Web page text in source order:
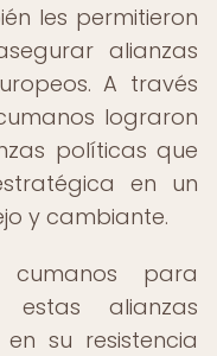
les permitieron
alianzas
A través
lograron
políticas que
en un
y cambiante.
para
alianzas
su resistencia